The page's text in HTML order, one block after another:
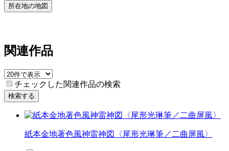
所在地の地図
関連作品
チェックした関連作品の検索
検索する
紙本金地著色風神雷神図〈尾形光琳筆／二曲屏風〉